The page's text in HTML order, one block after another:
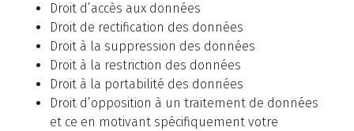
Droit d’accès aux données
Droit de rectification des données
Droit à la suppression des données
Droit à la restriction des données
Droit à la portabilité des données
Droit d’opposition à un traitement de données
et ce en motivant spécifiquement votre